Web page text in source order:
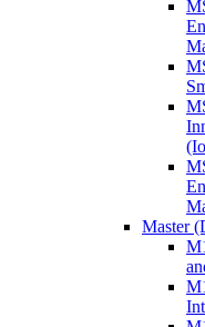
Master